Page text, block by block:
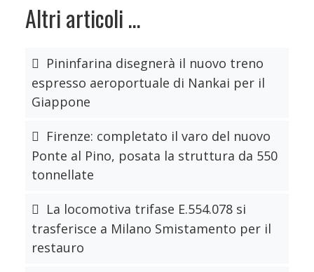
Altri articoli …
Pininfarina disegnerà il nuovo treno
espresso aeroportuale di Nankai per il
Giappone
Firenze: completato il varo del nuovo
Ponte al Pino, posata la struttura da 550
tonnellate
La locomotiva trifase E.554.078 si
trasferisce a Milano Smistamento per il
restauro